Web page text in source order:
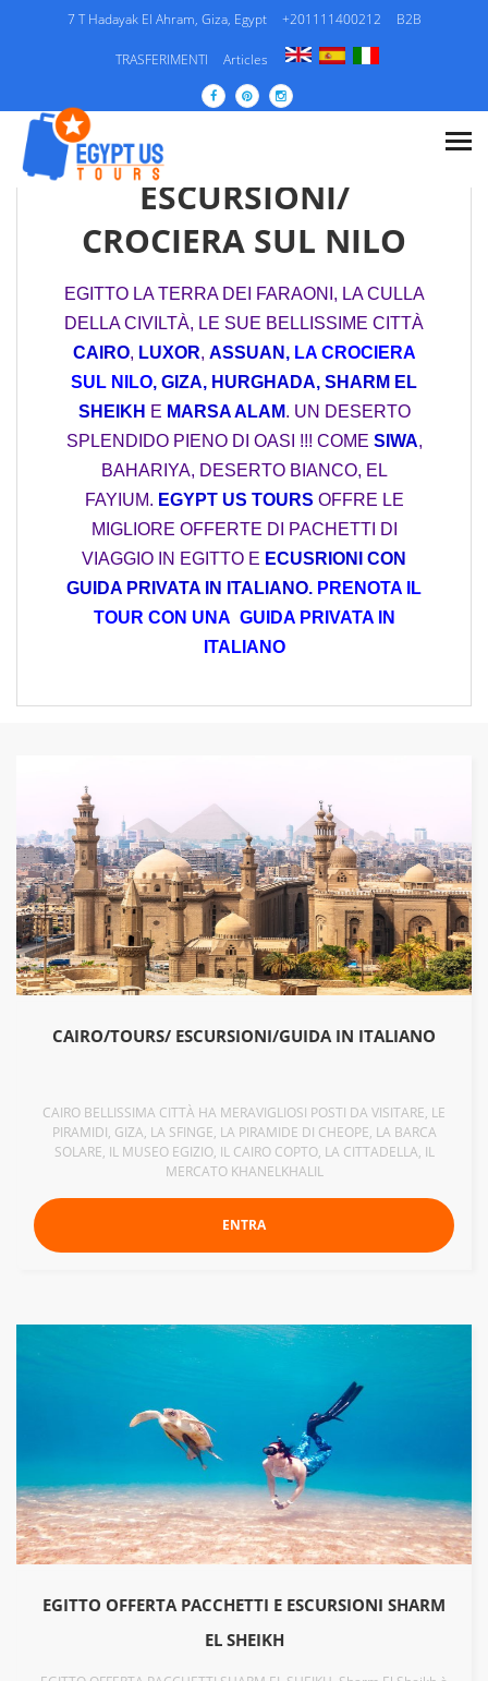
7 T Hadayak El Ahram, Giza, Egypt +201111400212 B2B
TRASFERIMENTI Articles
EGITTO/ PACCHETTI DI
VIAGGIO /
ESCURSIONI/
CROCIERA SUL NILO
EGITTO LA TERRA DEI FARAONI, LA CULLA
DELLA CIVILTÀ, LE SUE BELLISSIME CITTÀ
CAIRO, LUXOR, ASSUAN, LA CROCIERA
SUL NILO, GIZA, HURGHADA, SHARM EL
SHEIKH E MARSA ALAM. UN DESERTO
SPLENDIDO PIENO DI OASI !!! COME SIWA,
BAHARIYA, DESERTO BIANCO, EL
FAYIUM. EGYPT US TOURS OFFRE LE
MIGLIORE OFFERTE DI PACHETTI DI
VIAGGIO IN EGITTO E ECUSRIONI CON
GUIDA PRIVATA IN ITALIANO. PRENOTA IL
TOUR CON UNA GUIDA PRIVATA IN
ITALIANO
CAIRO/TOURS/ ESCURSIONI/GUIDA IN ITALIANO
CAIRO BELLISSIMA CITTÀ HA MERAVIGLIOSI POSTI DA VISITARE, LE
PIRAMIDI, GIZA, LA SFINGE, LA PIRAMIDE DI CHEOPE, LA BARCA
SOLARE, IL MUSEO EGIZIO, IL CAIRO COPTO, LA CITTADELLA, IL
MERCATO KHANELKHALIL
ENTRA
EGITTO OFFERTA PACCHETTI E ESCURSIONI SHARM
EL SHEIKH